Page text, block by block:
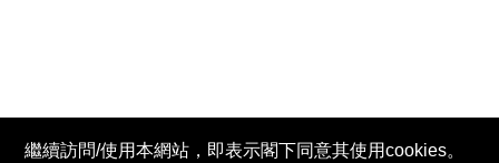
繼續訪問/使用本網站，即表示閣下同意其使用cookies。